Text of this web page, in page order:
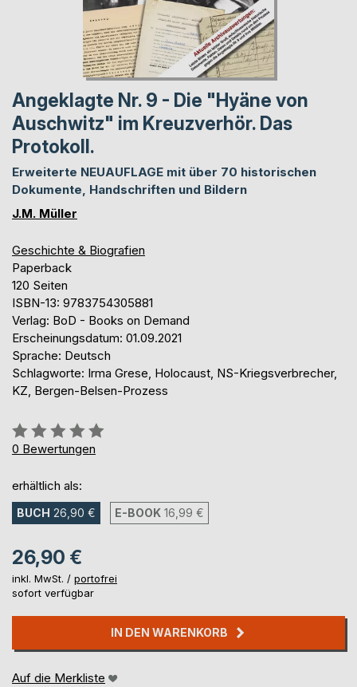
Angeklagte Nr. 9 - Die "Hyäne von
Auschwitz" im Kreuzverhör. Das
Protokoll.
Erweiterte NEUAUFLAGE mit über 70 historischen
Dokumente, Handschriften und Bildern
J.M. Müller
Geschichte & Biografien
Paperback
120 Seiten
ISBN-13: 9783754305881
Verlag: BoD - Books on Demand
Erscheinungsdatum: 01.09.2021
Sprache: Deutsch
Schlagworte: Irma Grese, Holocaust, NS-Kriegsverbrecher,
KZ, Bergen-Belsen-Prozess
Bewertung::
0%
0 Bewertungen
erhältlich als:
BUCH 26,90 € E-BOOK 16,99 €
26,90 €
inkl. MwSt. / portofrei
sofort verfügbar
IN DEN WARENKORB
Auf die Merkliste